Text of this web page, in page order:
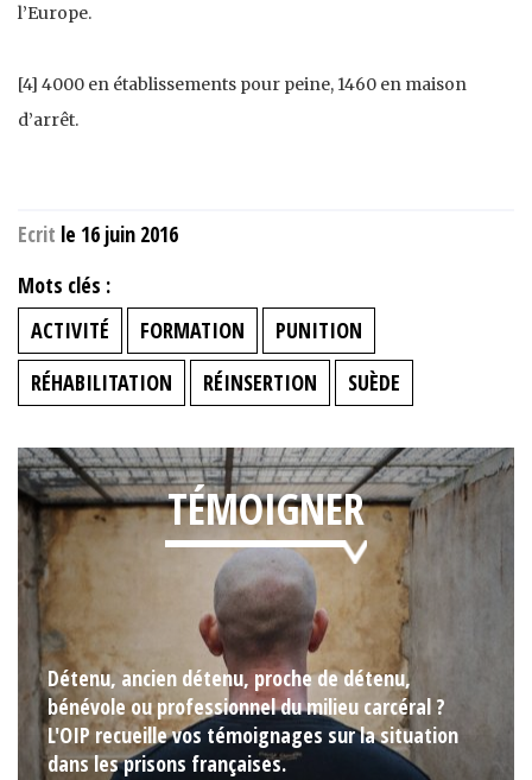
l’Europe.
[4] 4000 en établissements pour peine, 1460 en maison
d’arrêt.
Ecrit le 16 juin 2016
Mots clés :
ACTIVITÉ
FORMATION
PUNITION
RÉHABILITATION
RÉINSERTION SUÈDE
TÉMOIGNER
Détenu, ancien détenu, proche de détenu,
bénévole ou professionnel du milieu carcéral ?
L'OIP recueille vos témoignages sur la situation
dans les prisons françaises.